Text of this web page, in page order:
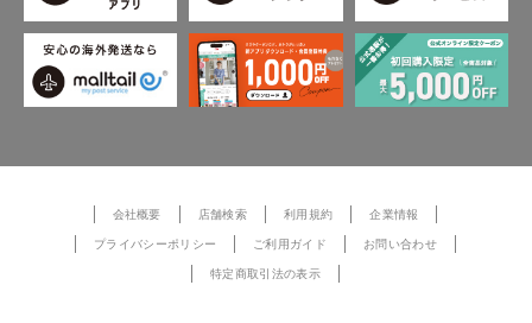
会社概要 店舗検索 利用規約 企業情報
プライバシーポリシー ご利用ガイド お問い合わせ
特定商取引法の表示